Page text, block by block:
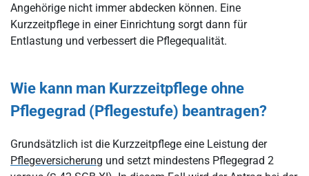
Angehörige nicht immer abdecken können. Eine
Kurzzeitpflege in einer Einrichtung sorgt dann für
Entlastung und verbessert die Pflegequalität.
Wie kann man Kurzzeitpflege ohne
Pflegegrad (Pflegestufe) beantragen?
Grundsätzlich ist die Kurzzeitpflege eine Leistung der
Pflegeversicherung und setzt mindestens Pflegegrad 2